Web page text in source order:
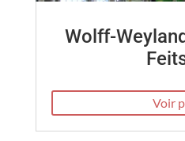
Wolff-
Voir